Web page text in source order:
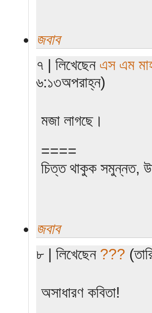
জবাব
৭ | লিখেছেন এস এম
৬:১৩অপরাহ্ন)
মজা লাগছে।
====
চিত্ত থাকুক সমুন্নত,
জবাব
৮ | লিখেছেন ???
অসাধারণ কবিতা!